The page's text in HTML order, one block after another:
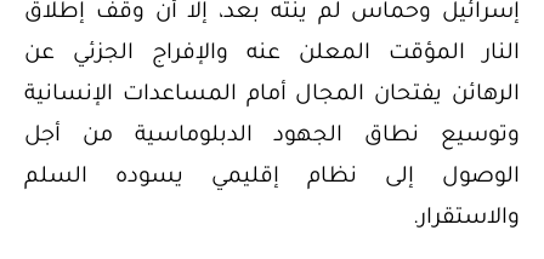
إسرائيل وحماس لم ينته بعد، إلا أن وقف إطلاق
النار المؤقت المعلن عنه والإفراج الجزئي عن
الرهائن يفتحان المجال أمام المساعدات الإنسانية
وتوسيع نطاق الجهود الدبلوماسية من أجل
الوصول إلى نظام إقليمي يسوده السلم
والاستقرار.